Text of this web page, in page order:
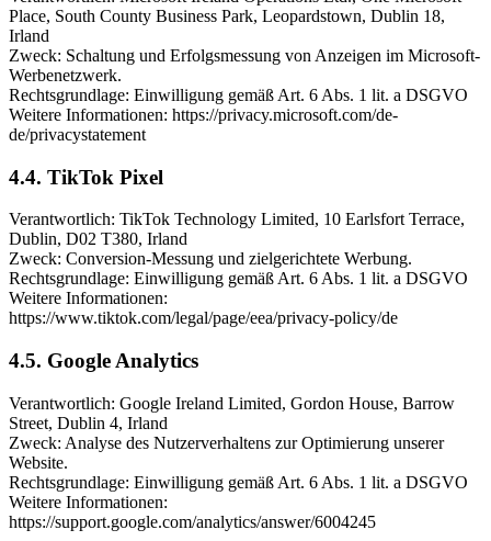
Place, South County Business Park, Leopardstown, Dublin 18,
Irland
Zweck: Schaltung und Erfolgsmessung von Anzeigen im Microsoft-
Werbenetzwerk.
Rechtsgrundlage: Einwilligung gemäß Art. 6 Abs. 1 lit. a DSGVO
Weitere Informationen: https://privacy.microsoft.com/de-
de/privacystatement
4.4. TikTok Pixel
Verantwortlich: TikTok Technology Limited, 10 Earlsfort Terrace,
Dublin, D02 T380, Irland
Zweck: Conversion-Messung und zielgerichtete Werbung.
Rechtsgrundlage: Einwilligung gemäß Art. 6 Abs. 1 lit. a DSGVO
Weitere Informationen:
https://www.tiktok.com/legal/page/eea/privacy-policy/de
4.5. Google Analytics
Verantwortlich: Google Ireland Limited, Gordon House, Barrow
Street, Dublin 4, Irland
Zweck: Analyse des Nutzerverhaltens zur Optimierung unserer
Website.
Rechtsgrundlage: Einwilligung gemäß Art. 6 Abs. 1 lit. a DSGVO
Weitere Informationen:
https://support.google.com/analytics/answer/6004245